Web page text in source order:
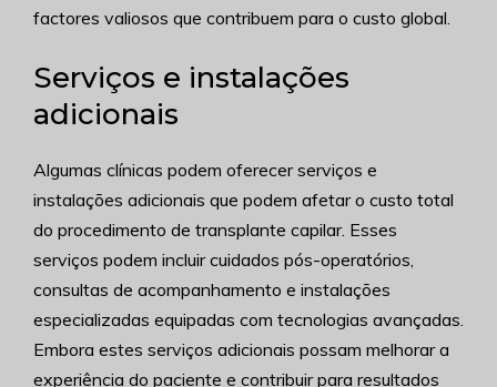
factores valiosos que contribuem para o custo global.
Serviços e instalações
adicionais
Algumas clínicas podem oferecer serviços e
instalações adicionais que podem afetar o custo total
do procedimento de transplante capilar. Esses
serviços podem incluir cuidados pós-operatórios,
consultas de acompanhamento e instalações
especializadas equipadas com tecnologias avançadas.
Embora estes serviços adicionais possam melhorar a
experiência do paciente e contribuir para resultados